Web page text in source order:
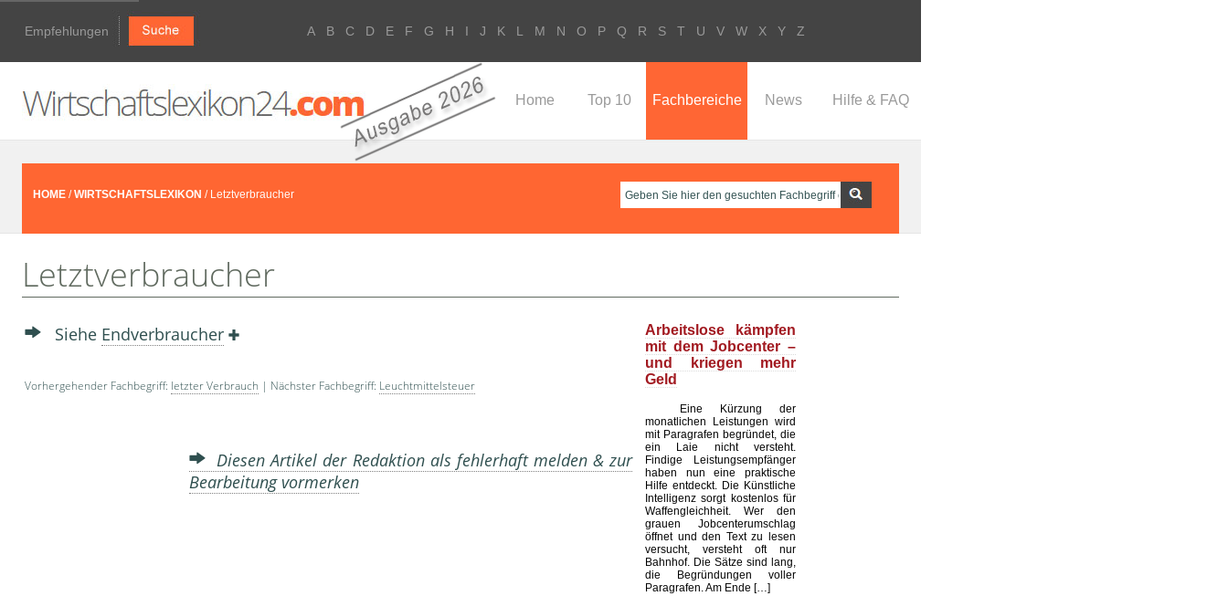
Empfehlungen A B C D E F G H I J K L M N O P Q R S T U V W X Y Z
Home Top 10 Fachbereiche News Hilfe & FAQ
HOME /WIRTSCHAFTSLEXIKON / Letztverbraucher
Letztverbraucher
Siehe Endverbraucher
Vorhergehender Fachbegriff: letzter Verbrauch | Nächster Fachbegriff: Leuchtmittelsteuer
Diesen Artikel der Redaktion als fehlerhaft melden & zur
Bearbeitung vormerken
Arbeitslose kämpfen
mit dem Jobcenter –
und kriegen mehr
Geld
Eine Kürzung der
monatlichen Leistungen wird
mit Paragrafen begründet, die
ein Laie nicht versteht.
Findige Leistungsempfänger
haben nun eine praktische
Hilfe entdeckt. Die Künstliche
Intelligenz sorgt kostenlos für
Waffengleichheit. Wer den
grauen Jobcenterumschlag
öffnet und den Text zu lesen
versucht, versteht oft nur
Bahnhof. Die Sätze sind lang,
die Begründungen voller
Paragrafen. Am Ende […]